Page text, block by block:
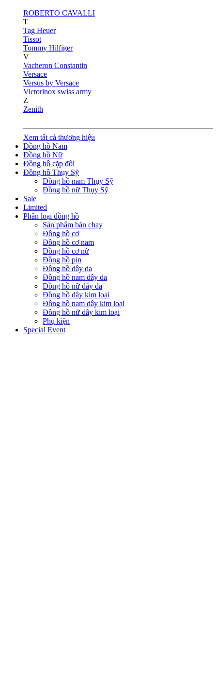
ROBERTO CAVALLI
T
Tag Heuer
Tissot
Tommy Hilfiger
V
Vacheron Constantin
Versace
Versus by Versace
Victorinox swiss army
Z
Zenith
Xem tất cả thương hiệu
Đồng hồ Nam
Đồng hồ Nữ
Đồng hồ cặp đôi
Đồng hồ Thụy Sỹ
Đồng hồ nam Thụy Sỹ
Đồng hồ nữ Thụy Sỹ
Sale
Limited
Phân loại đồng hồ
Sản phẩm bán chạy
Đồng hồ cơ
Đồng hồ cơ nam
Đồng hồ cơ nữ
Đồng hồ pin
Đồng hồ dây da
Đồng hồ nam dây da
Đồng hồ nữ dây da
Đồng hồ dây kim loại
Đồng hồ nam dây kim loại
Đồng hồ nữ dây kim loại
Phụ kiện
Special Event